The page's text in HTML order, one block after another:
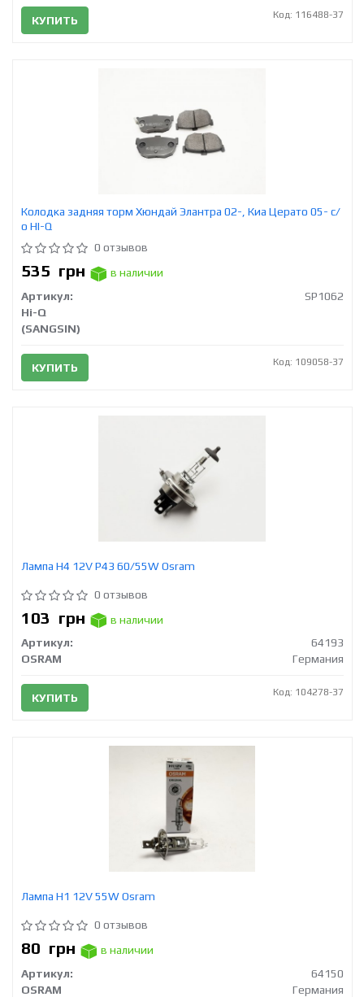
КУПИТЬ Код: 116488-37
Колодка задняя торм Хюндай Элантра 02-, Киа Церато 05- с/
о HI-Q
0 отзывов
535 грн
в наличии
Артикул:
SP1062
Hi-Q
(SANGSIN)
КУПИТЬ Код: 109058-37
Лампа H4 12V Р43 60/55W Osram
0 отзывов
103 грн
в наличии
Артикул:
64193
OSRAM
Германия
КУПИТЬ Код: 104278-37
Лампа H1 12V 55W Osram
0 отзывов
80 грн
в наличии
Артикул:
64150
OSRAM
Германия